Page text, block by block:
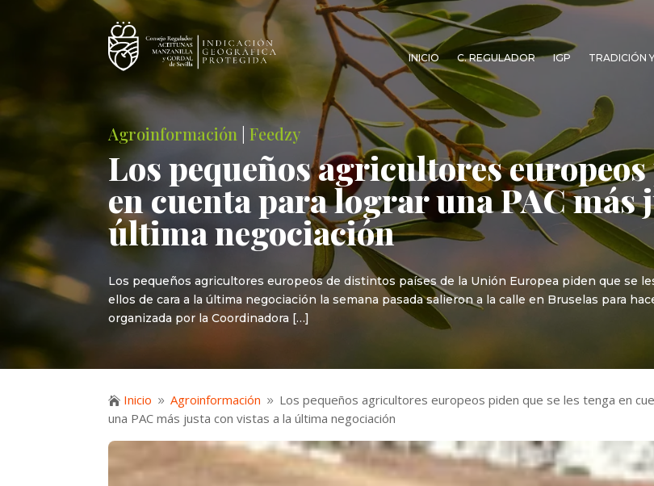
INICIO C. REGULADOR IGP TRADICIÓN
Agroinformación |Feedzy
Los pequeños agricultores
en cuenta para lograr una PAC más
última negociación
Los pequeños agricultores europeos de distintos países de la Unión Europea piden que se
ellos de cara a la última negociación la semana pasada salieron a la calle en Bruselas para
organizada por la Coordinadora […]
 Inicio 9 Agroinformación 9 Los pequeños agricultores europeos piden que se les tenga en
una PAC más justa con vistas a la última negociación